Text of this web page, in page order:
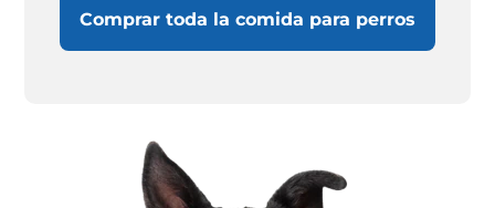
Comprar toda la comida para perros